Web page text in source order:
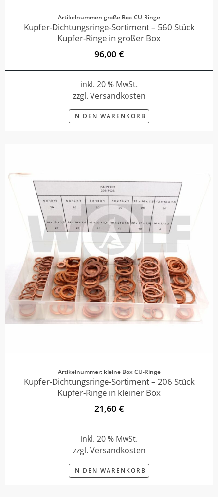
Artikelnummer: große Box CU-Ringe
Kupfer-Dichtungsringe-Sortiment – 560 Stück
Kupfer-Ringe in großer Box
96,00 €
inkl. 20 % MwSt.
zzgl. Versandkosten
IN DEN WARENKORB
Artikelnummer: kleine Box CU-Ringe
Kupfer-Dichtungsringe-Sortiment – 206 Stück
Kupfer-Ringe in kleiner Box
21,60 €
inkl. 20 % MwSt.
zzgl. Versandkosten
IN DEN WARENKORB